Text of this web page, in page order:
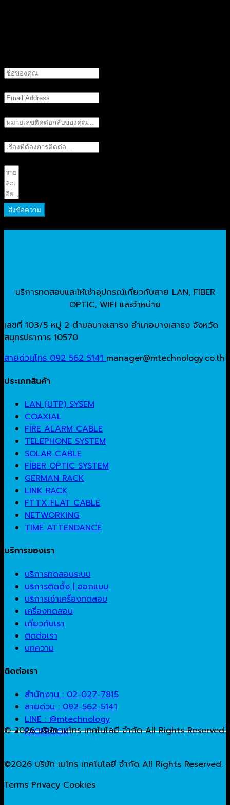
ส่งข้อความ
บริการทดสอบและให้เช่าอุปกรณ์เกี่ยวกับสาย LAN, FIBER
OPTIC, WIFI และจำหน่าย
เลขที่ 103/5 หมู่ 2 ตำบลบางเสาธง อำเภอบางเสาธง จังหวัด
สมุทรปราการ 10570
สายด่วนโทร 092 562 5141 manager@mtechnology.co.th
ประเภทสินค้า
LAN (UTP) SYSEM
COAXIAL
FIRE ALARM CABLE
TELEPHONE SYSTEM
SOLAR CABLE
FIBER OPTIC SYSTEM
GERMAN RACK
LINK RACK
FTTX FLAT CABLE
NETWORKING
TIME ATTENDANCE
บริการของเรา
บริการทดสอบระบบ
บริการติดตั้ง | ออกแบบ
บริการเช่าเครื่องทดสอบ
เครื่องทดสอบ
เกี่ยวกับเรา
ติดต่อเรา
บทความ
ติดต่อเรา
สำนักงาน : 02-027-7815
สายด่วน : 092-562-5141
LINE : @mtechnology
FACEBOOK
© 2026 บริษัท เมโทร เทคโนโลยี จำกัด All Rights Reserved.
©2026 บริษัท เมโทร เทคโนโลยี จำกัด All Rights Reserved.
Terms Privacy Cookies